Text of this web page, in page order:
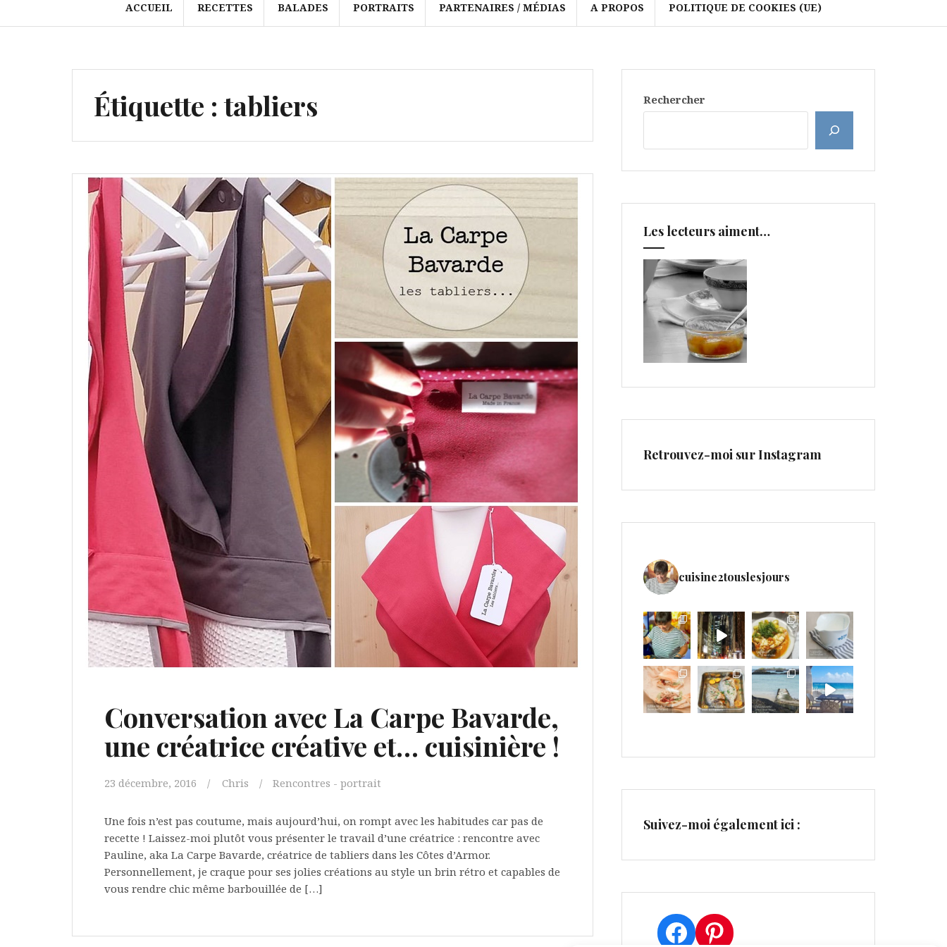
ACCUEIL RECETTES BALADES PORTRAITS PARTENAIRES / MÉDIAS A PROPOS POLITIQUE DE COOKIES (UE)
Étiquette :tabliers
Conversation avec La Carpe Bavarde,
une créatrice créative et… cuisinière !
23 décembre, 2016 Chris Rencontres - portrait
Une fois n’est pas coutume, mais aujourd’hui, on rompt avec les habitudes car pas de
recette ! Laissez-moi plutôt vous présenter le travail d’une créatrice : rencontre avec
Pauline, aka La Carpe Bavarde, créatrice de tabliers dans les Côtes d’Armor.
Personnellement, je craque pour ses jolies créations au style un brin rétro et capables de
vous rendre chic même barbouillée de […]
Rechercher
Les lecteurs aiment…
Retrouvez-moi sur Instagram
cuisine2touslesjours
Suivez-moi également ici :
Facebook
Pinterest